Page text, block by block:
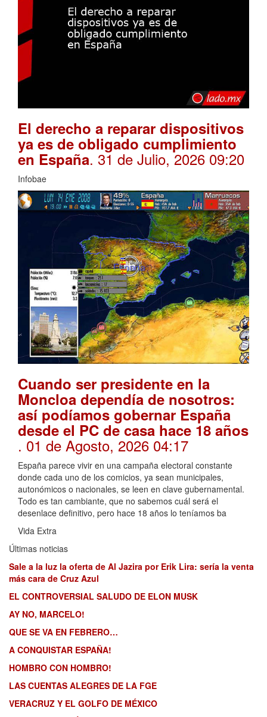
El derecho a reparar dispositivos
ya es de obligado cumplimiento
en España. 31 de Julio, 2026 09:20
Infobae
Cuando ser presidente en la
Moncloa dependía de nosotros:
así podíamos gobernar España
desde el PC de casa hace 18 años
. 01 de Agosto, 2026 04:17
España parece vivir en una campaña electoral constante
donde cada uno de los comicios, ya sean municipales,
autonómicos o nacionales, se leen en clave gubernamental.
Todo es tan cambiante, que no sabemos cuál será el
desenlace definitivo, pero hace 18 años lo teníamos ba
Vida Extra
Últimas noticias
Sale a la luz la oferta de Al Jazira por Erik Lira: sería la venta
más cara de Cruz Azul
EL CONTROVERSIAL SALUDO DE ELON MUSK
AY NO, MARCELO!
QUE SE VA EN FEBRERO…
A CONQUISTAR ESPAÑA!
HOMBRO CON HOMBRO!
LAS CUENTAS ALEGRES DE LA FGE
VERACRUZ Y EL GOLFO DE MÉXICO